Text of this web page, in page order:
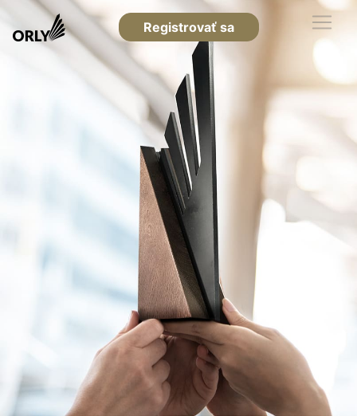
Registrovať sa